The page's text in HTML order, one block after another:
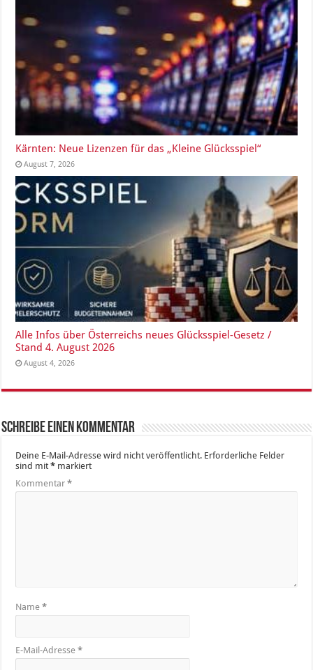
Kärnten: Neue Lizenzen für das „Kleine Glücksspiel“
August 7, 2026
Alle Infos über Österreichs neues Glücksspiel-Gesetz /
Stand 4. August 2026
August 4, 2026
Schreibe einen Kommentar
Deine E-Mail-Adresse wird nicht veröffentlicht. Erforderliche Felder
sind mit* markiert
Kommentar*
Name*
E-Mail-Adresse*